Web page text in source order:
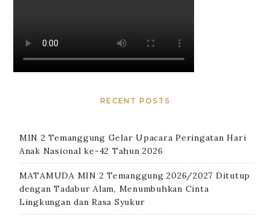
RECENT POSTS
MIN 2 Temanggung Gelar Upacara Peringatan Hari
Anak Nasional ke-42 Tahun 2026
MATAMUDA MIN 2 Temanggung 2026/2027 Ditutup
dengan Tadabur Alam, Menumbuhkan Cinta
Lingkungan dan Rasa Syukur